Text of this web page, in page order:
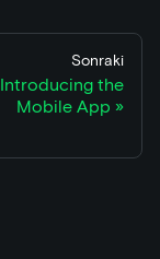
Sonraki
Introducing the
Mobile App